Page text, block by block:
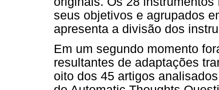
seus objetivos e agrupados
apresenta a divisão dos
Em um segundo momento
resultantes de adaptações
oito dos 45 artigos